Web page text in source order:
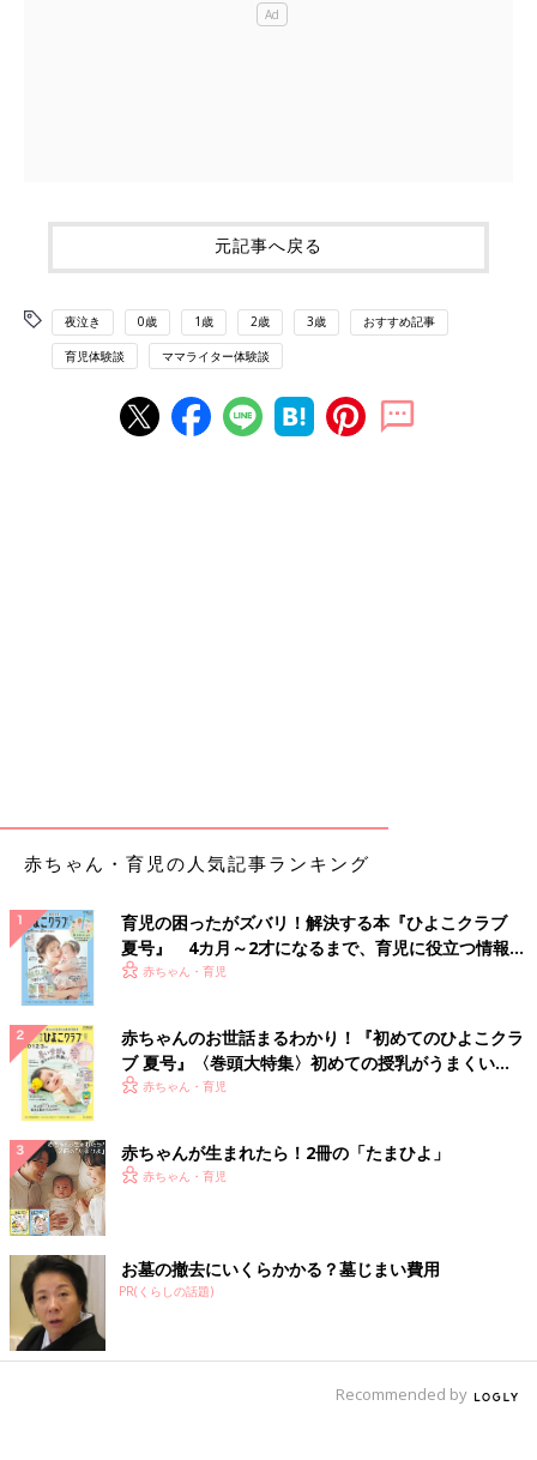
元記事へ戻る
夜泣き 0歳 1歳 2歳 3歳 おすすめ記事
育児体験談 ママライター体験談
赤ちゃん・育児の人気記事ランキング
育児の困ったがズバリ！解決する本『ひよこクラブ
夏号』 4カ月～2才になるまで、育児に役立つ情報が
いっぱい！
赤ちゃん・育児
赤ちゃんのお世話まるわかり！『初めてのひよこクラ
ブ 夏号』〈巻頭大特集〉初めての授乳がうまくい
く！ おっぱい・ミルクの基本と夏のトラブル 解決テ
赤ちゃん・育児
赤ちゃんが生まれたら！2冊の「たまひよ」
赤ちゃん・育児
お墓の撤去にいくらかかる？墓じまい費用
PR(くらしの話題)
Recommended by